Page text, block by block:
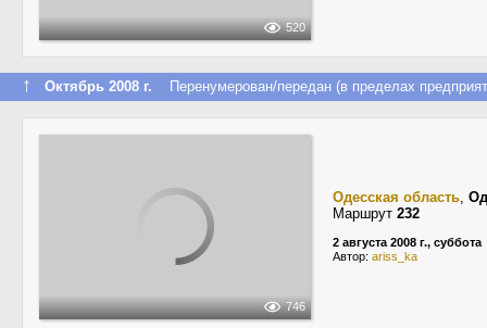
520
↑ Октябрь 2008 г. Перенумерован/передан (в пределах
746
Одесская область,
Маршрут 232
2 августа 2008 г., суббота
Автор: ariss_ka